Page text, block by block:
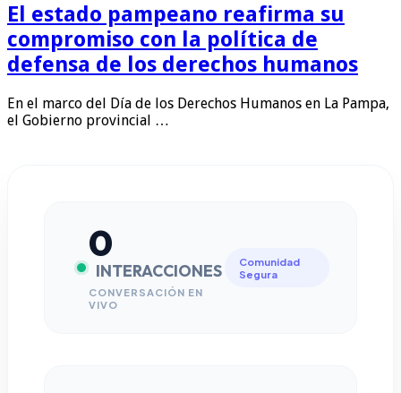
El estado pampeano reafirma su
compromiso con la política de
defensa de los derechos humanos
En el marco del Día de los Derechos Humanos en La Pampa,
el Gobierno provincial …
0
INTERACCIONES
CONVERSACIÓN EN
VIVO
Comunidad
Segura